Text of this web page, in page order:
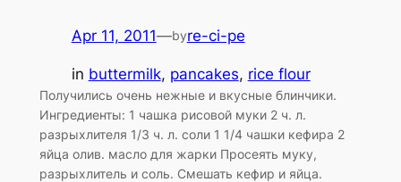
Apr 11, 2011—byre-ci-pe
in buttermilk, pancakes, rice flour
Получились очень нежные и вкусные блинчики.
Ингредиенты: 1 чашка рисовой муки 2 ч. л.
разрыхлителя 1/3 ч. л. соли 1 1/4 чашки кефира 2
яйца олив. масло для жарки Просеять муку,
разрыхлитель и соль. Смешать кефир и яйца.